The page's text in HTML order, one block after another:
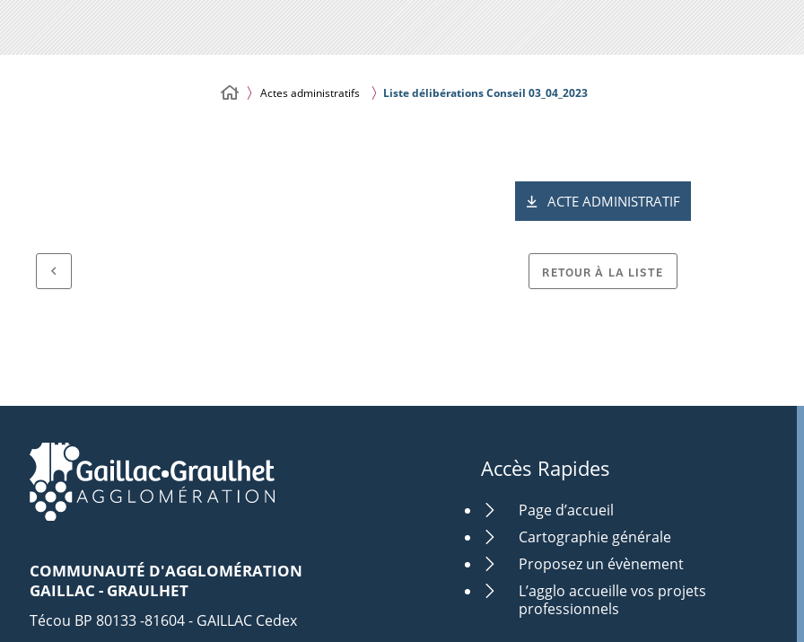
Actes administratifs Liste délibérations Conseil 03_04_2023
ACTE ADMINISTRATIF
RETOUR À LA LISTE
COMMUNAUTÉ D'AGGLOMÉRATION
GAILLAC - GRAULHET
Técou BP 80133 -81604 - GAILLAC Cedex
Accès Rapides
Page d’accueil
Cartographie générale
Proposez un évènement
L’agglo accueille vos projets
professionnels